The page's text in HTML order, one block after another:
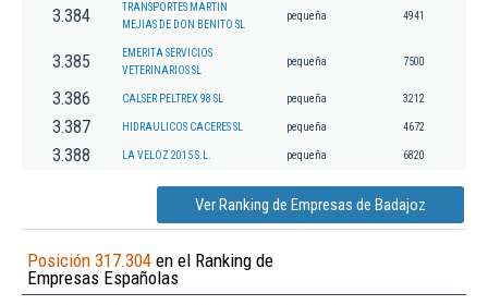
3.384
TRANSPORTES MARTIN
MEJIAS DE DON BENITO SL
pequeña 4941
3.385
EMERITA SERVICIOS
VETERINARIOS SL
pequeña 7500
3.386 CALSER PELTREX 98 SL pequeña 3212
3.387 HIDRAULICOS CACERES SL pequeña 4672
3.388 LA VELOZ 2015 S.L. pequeña 6820
Ver Ranking de Empresas de Badajoz
Posición 317.304 en el Ranking de
Empresas Españolas